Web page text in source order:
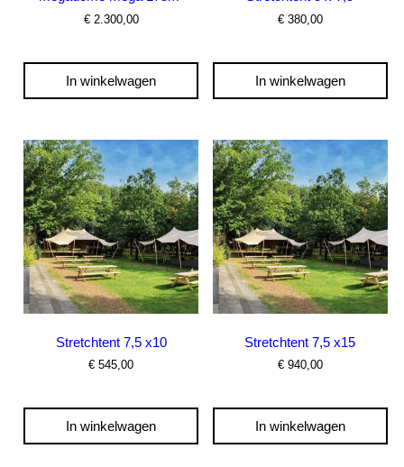
€2.300,00
In winkelwagen
€380,00
In winkelwagen
Stretchtent 7,5 x10
€ 545,00
In winkelwagen
Stretchtent 7,5 x15
€940,00
In winkelwagen